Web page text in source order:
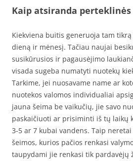
Kaip atsiranda
Kiekviena buitis generuoja tam
dieną ir mėnesį. Tačiau naujai
susikūrusios ir pagausėjimo
visada sugeba numatyti nuotekų
Tarkime, jei nuosavame name ar
nuotekos valomos individualiai
jauna šeima be vaikučių, jie savo
paskaičiuoti ar prisiminti iš tų laikų
3-5 ar 7 kubai vandens. Taip
šeimos, kurios pačios renkasi
taupydami jie renkasi tik pardavėjų